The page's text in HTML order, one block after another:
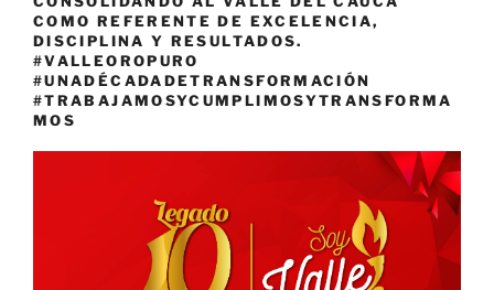
COMO REFERENTE DE EXCELENCIA,
DISCIPLINA Y RESULTADOS.
#VALLEOROPURO
#UNADÉCADADETRANSFORMACIÓN
#TRABAJAMOSYCUMPLIMOSYTRANSFORMA
MOS